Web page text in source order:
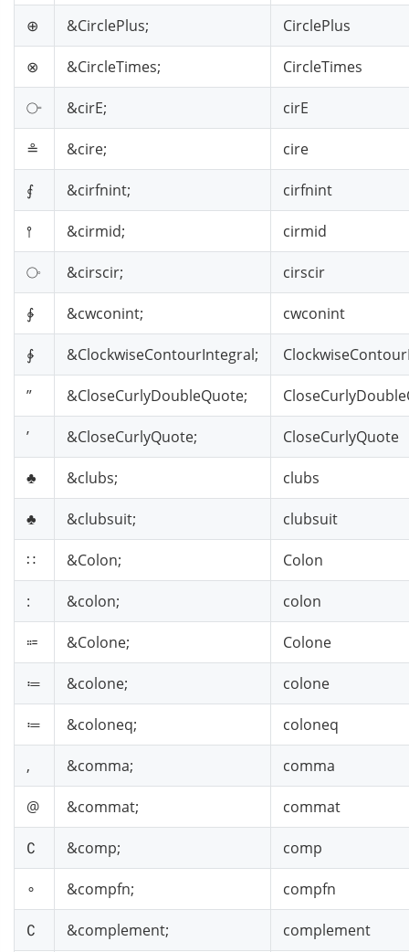
⊕ &CirclePlus; CirclePlus
⊗ &CircleTimes; CircleTimes
⧃ &cirE; cirE
≗ &cire; cire
⨐ &cirfnint; cirfnint
⫯ &cirmid; cirmid
⧂ &cirscir; cirscir
∲ &cwconint; cwconint
∲ &ClockwiseContourIntegral;
” &CloseCurlyDoubleQuote;
’ &CloseCurlyQuote; CloseCurlyQuote
♣ &clubs; clubs
♣ &clubsuit; clubsuit
∷ &Colon; Colon
: &colon; colon
⩴ &Colone; Colone
≔ &colone; colone
≔ &coloneq; coloneq
, &comma; comma
@ &commat; commat
∁ &comp; comp
∘ &compfn; compfn
∁ &complement; complement